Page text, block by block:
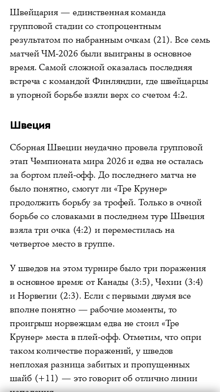
Швейцария — единственная команда
групповой стадии со стопроцентным
результатом по набранным очкам (21). Все семь
матчей ЧМ-2026 были выиграны в основное
время. Самой сложной оказалась последняя
встреча с командой Финляндии, где швейцарцы
в упорной борьбе взяли верх со счетом 4:2.
Швеция
Сборная Швеции неудачно провела групповой
этап Чемпионата мира 2026 и едва не осталась
за бортом плей-офф. До последнего матча не
было понятно, смогут ли «Тре Крунер»
продолжить борьбу за трофей. Только в очной
борьбе со словаками в последнем туре Швеция
взяла три очка (4:2) и переместилась на
четвертое место в группе.
У шведов на этом турнире было три поражения
в основное время: от Канады (3:5), Чехии (3:4)
и Норвегии (2:3). Если с первыми двумя все
вполне понятно — рабочие моменты, то
проигрыш норвежцам едва не стоил «Тре
Крунер» места в плей-офф. Отметим, что опри
таком количестве поражений, у шведов
неплохая разница забитых и пропущенных
шайб (+11) — это говорит об отлично линии